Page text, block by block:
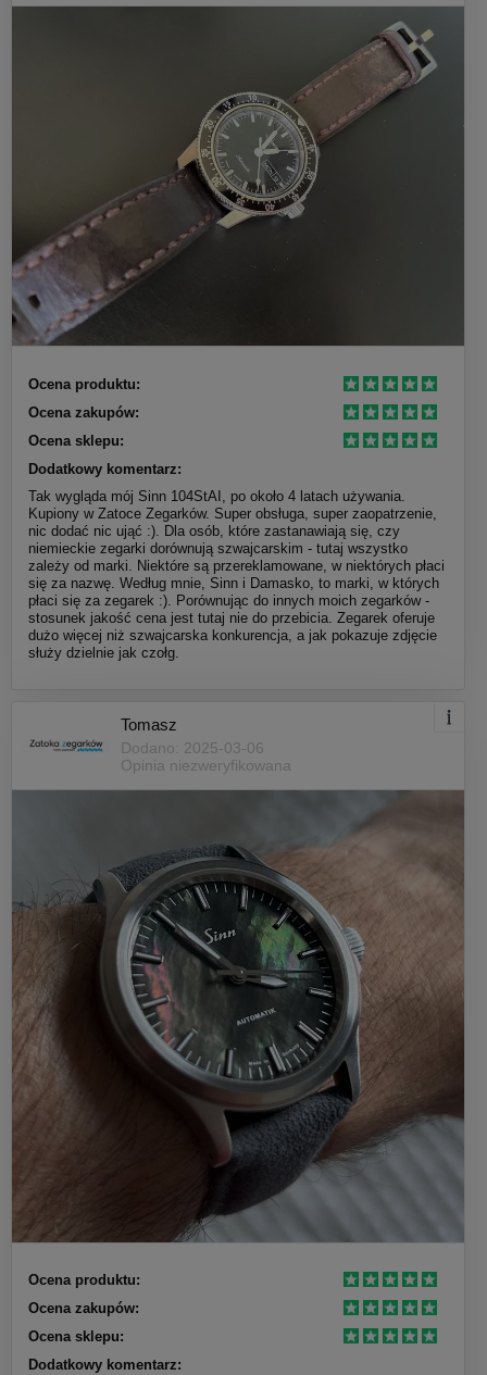
Ocena produktu:
Ocena zakupów:
Ocena sklepu:
Dodatkowy komentarz:
Tak wygląda mój Sinn 104StAI, po około 4 latach używania.
Kupiony w Zatoce Zegarków. Super obsługa, super zaopatrzenie,
nic dodać nic ująć :). Dla osób, które zastanawiają się, czy
niemieckie zegarki dorównują szwajcarskim - tutaj wszystko
zależy od marki. Niektóre są przereklamowane, w niektórych płaci
się za nazwę. Według mnie, Sinn i Damasko, to marki, w których
płaci się za zegarek :). Porównując do innych moich zegarków -
stosunek jakość cena jest tutaj nie do przebicia. Zegarek oferuje
dużo więcej niż szwajcarska konkurencja, a jak pokazuje zdjęcie
służy dzielnie jak czołg.
Tomasz
Dodano: 2025-03-06
Opinia niezweryfikowana
Ocena produktu:
Ocena zakupów:
Ocena sklepu:
Dodatkowy komentarz: